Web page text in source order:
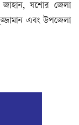
যশোর জেলা
এবং উপজেলা